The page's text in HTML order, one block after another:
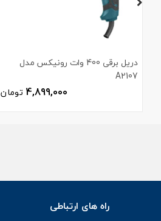
دریل برقی 400 وات رونیکس مدل
A2107
4,899,000 تومان
راه های ارتباطی